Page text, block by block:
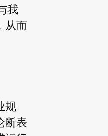
我
从而
规
断表